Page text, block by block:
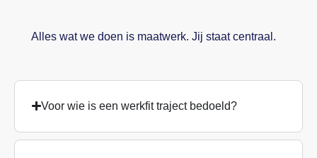
Alles wat we doen is maatwerk. Jij staat centraal.
Voor wie is een werkfit traject bedoeld?